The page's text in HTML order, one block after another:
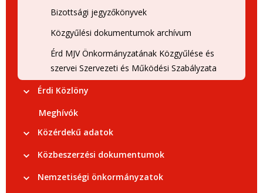
Bizottsági jegyzőkönyvek
Közgyűlési dokumentumok archívum
Érd MJV Önkormányzatának Közgyűlése és
szervei Szervezeti és Működési Szabályzata
Érdi Közlöny
Meghívók
Közérdekű adatok
Közbeszerzési dokumentumok
Nemzetiségi önkormányzatok